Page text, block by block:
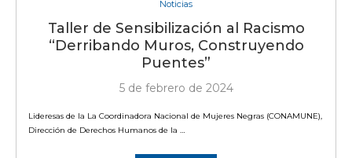
Noticias
Taller de Sensibilización al Racismo
“Derribando Muros, Construyendo
Puentes”
5 de febrero de 2024
Lideresas de la La Coordinadora Nacional de Mujeres Negras (CONAMUNE),
Dirección de Derechos Humanos de la …